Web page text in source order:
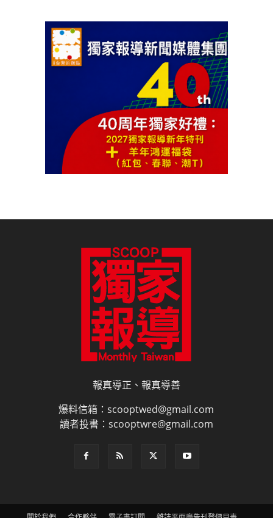
報真導正、報真導善
爆料信箱：scooptwed@gmail.com
讀者投書：scooptwre@gmail.com